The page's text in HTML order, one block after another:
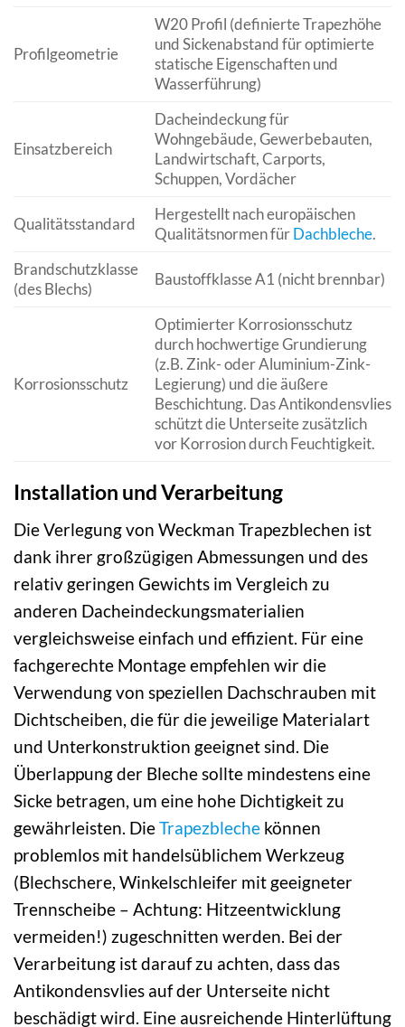
Profilgeometrie
W20 Profil (definierte Trapezhöhe
und Sickenabstand für optimierte
statische Eigenschaften und
Wasserführung)
Einsatzbereich
Dacheindeckung für
Wohngebäude, Gewerbebauten,
Landwirtschaft, Carports,
Schuppen, Vordächer
Qualitätsstandard
Hergestellt nach europäischen
Qualitätsnormen fürDachbleche.
Brandschutzklasse
(des Blechs)
Baustoffklasse A1 (nicht brennbar)
Korrosionsschutz
Optimierter Korrosionsschutz
durch hochwertige Grundierung
(z.B. Zink- oder Aluminium-Zink-
Legierung) und die äußere
Beschichtung. Das Antikondensvlies
schützt die Unterseite zusätzlich
vor Korrosion durch Feuchtigkeit.
Installation und Verarbeitung
Die Verlegung von Weckman Trapezblechen ist
dank ihrer großzügigen Abmessungen und des
relativ geringen Gewichts im Vergleich zu
anderen Dacheindeckungsmaterialien
vergleichsweise einfach und effizient. Für eine
fachgerechte Montage empfehlen wir die
Verwendung von speziellen Dachschrauben mit
Dichtscheiben, die für die jeweilige Materialart
und Unterkonstruktion geeignet sind. Die
Überlappung der Bleche sollte mindestens eine
Sicke betragen, um eine hohe Dichtigkeit zu
gewährleisten. DieTrapezbleche können
problemlos mit handelsüblichem Werkzeug
(Blechschere, Winkelschleifer mit geeigneter
Trennscheibe – Achtung: Hitzeentwicklung
vermeiden!) zugeschnitten werden. Bei der
Verarbeitung ist darauf zu achten, dass das
Antikondensvlies auf der Unterseite nicht
beschädigt wird. Eine ausreichende Hinterlüftung